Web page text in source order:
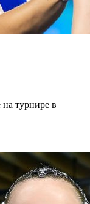
турнире в